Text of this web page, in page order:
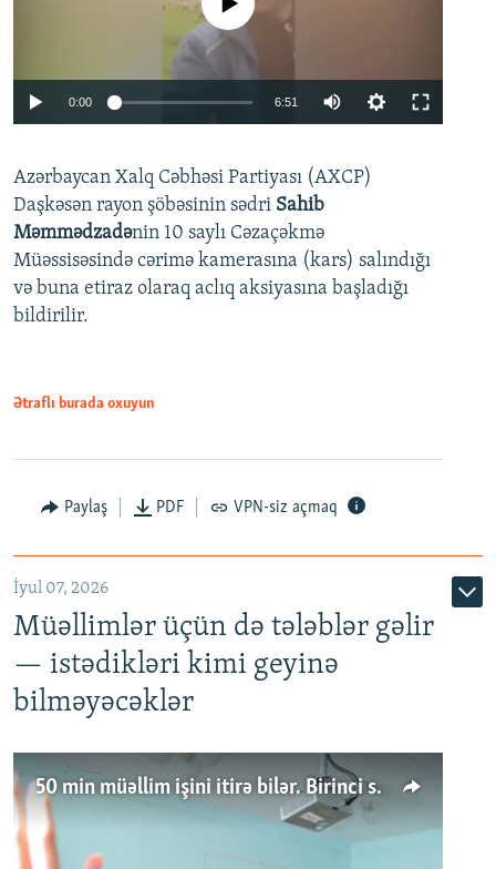
Auto 240p 360p
720p 1080p
No media source currently available
0:00 6:51
360p
720p
1080p
Azərbaycan Xalq Cəbhəsi Partiyası (AXCP)
Daşkəsən rayon şöbəsinin sədri Sahib
Məmmədzadənin 10 saylı Cəzaçəkmə
Müəssisəsində cərimə kamerasına (kars) salındığı
və buna etiraz olaraq aclıq aksiyasına başladığı
bildirilir.
Ətraflı burada oxuyun
Paylaş PDF VPN-siz açmaq
İyul 07, 2026
Müəllimlər üçün də tələblər gəlir
— istədikləri kimi geyinə
bilməyəcəklər
50 min müəllim işini itirə bilər. Birinci sinfə gedənlər azalır